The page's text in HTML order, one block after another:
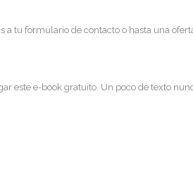
tu formulario de contacto o hasta una
este e-book gratuito. Un poco de texto